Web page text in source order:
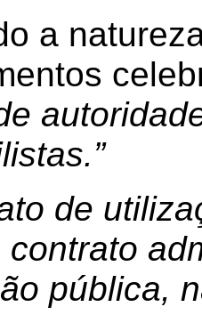
a
de
contrato
pública,